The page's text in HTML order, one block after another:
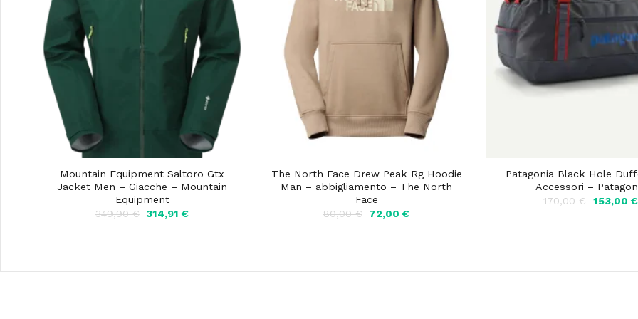
Mountain Equipment Saltoro Gtx
Jacket Men – Giacche – Mountain
Equipment
349,90€
Il
314,91€Il
The North Face Drew Peak Rg Hoodie
Man – abbigliamento – The North
Face
80,00€
Il
72,00€Il
Patagonia Black Hole
Accessori –
170,00€
Il
153,00 €Il